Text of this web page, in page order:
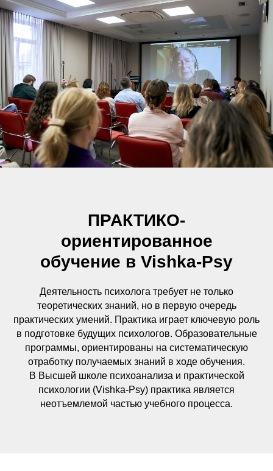
ПРАКТИКО-
ориентированное
обучение в Vishka-Psy
Деятельность психолога требует не только
теоретических знаний, но в первую очередь
практических умений. Практика играет ключевую роль
в подготовке будущих психологов. Образовательные
программы, ориентированы на систематическую
отработку получаемых знаний в ходе обучения.
В Высшей школе психоанализа и практической
психологии (Vishka-Psy) практика является
неотъемлемой частью учебного процесса.